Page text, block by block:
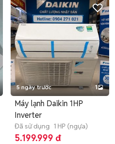
5 ngày trước 1
Máy lạnh Daikin 1HP
Inverter
Đã sử dụng 1 HP (ngựa)
5.199.999 đ